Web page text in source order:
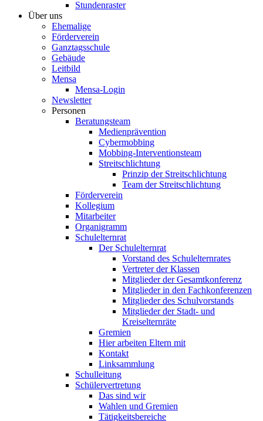
Stundenraster
Über uns
Ehemalige
Förderverein
Ganztagsschule
Gebäude
Leitbild
Mensa
Mensa-Login
Newsletter
Personen
Beratungsteam
Medienprävention
Cybermobbing
Mobbing-Interventionsteam
Streitschlichtung
Prinzip der Streitschlichtung
Team der Streitschlichtung
Förderverein
Kollegium
Mitarbeiter
Organigramm
Schulelternrat
Der Schulelternrat
Vorstand des Schulelternrates
Vertreter der Klassen
Mitglieder der Gesamtkonferenz
Mitglieder in den Fachkonferenzen
Mitglieder des Schulvorstands
Mitglieder der Stadt- und
Kreiselternräte
Gremien
Hier arbeiten Eltern mit
Kontakt
Linksammlung
Schulleitung
Schülervertretung
Das sind wir
Wahlen und Gremien
Tätigkeitsbereiche